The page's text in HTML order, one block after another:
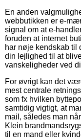
En anden
webbutikken er e-
signal om at e-
foruden at internet
har nøje kendskab til
din lejlighed til at
vanskeligheder ved
For øvrigt kan det
mest centrale
som fx hvilken
samtidig vigtigt, at
mail, således man
Klein
til en mand eller